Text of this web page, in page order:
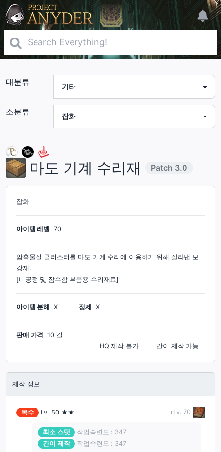
대분류
소분류
마도 기계 수리재 Patch 3.0
잡화
아이템 레벨 70
암흑물질 클러스터를 마도 기계 수리에 이용하기 위해 잘라낸 보
강재.
[비공정 및 잠수함 부품용 수리재료]
아이템 분해 X 정제 X
판매 가격
10 길
간이 제작 가능
HQ 제작 불가
제작 정보
목수 Lv. 50 ★★ rLv. 70
최소 스탯
작업숙련도 : 347
간이 제작
작업숙련도 : 347